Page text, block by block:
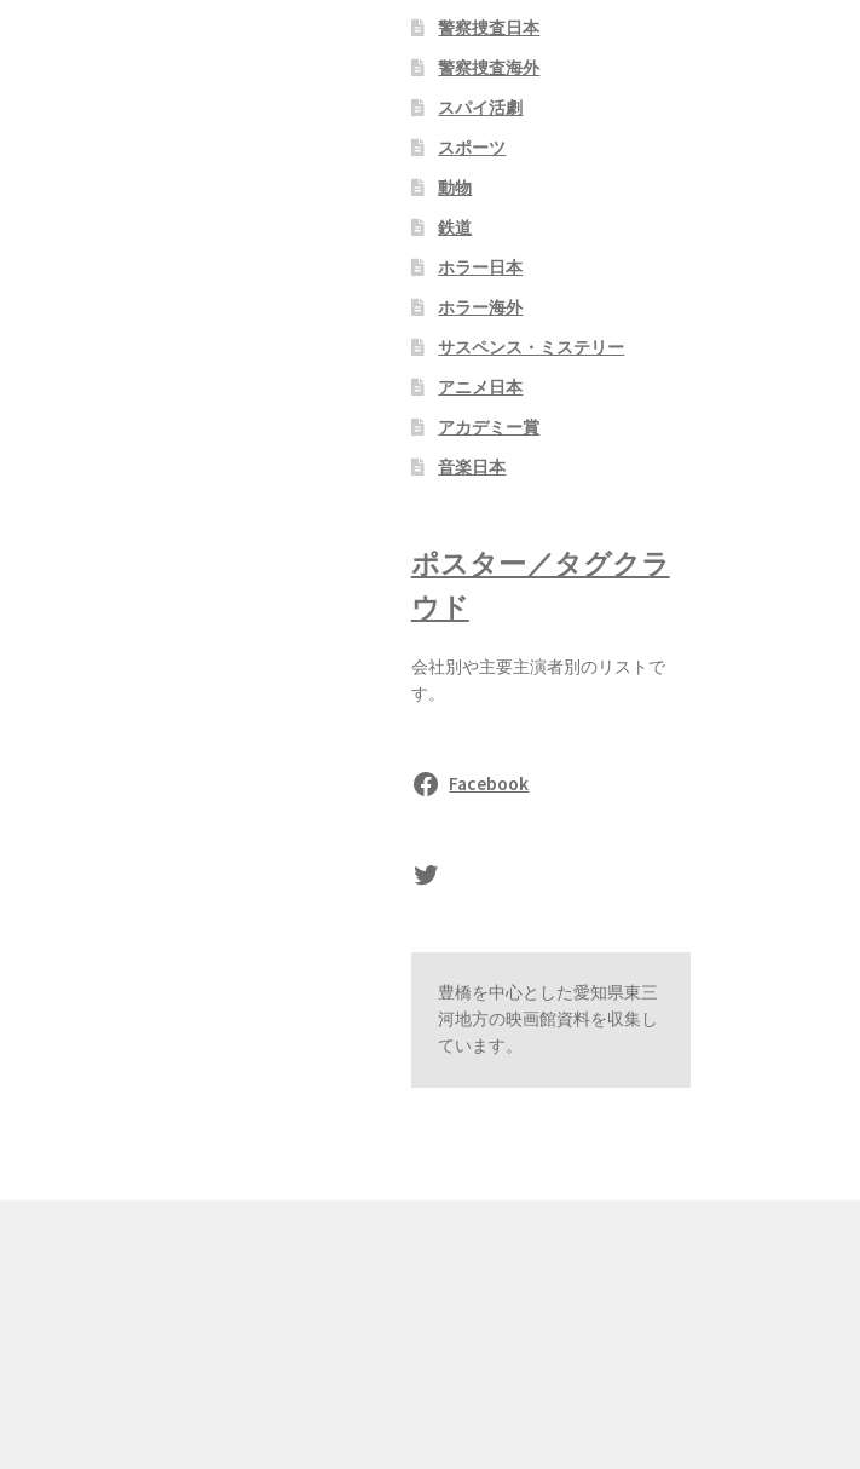
警察捜査日本
警察捜査海外
スパイ活劇
スポーツ
動物
鉄道
ホラー日本
ホラー海外
サスペンス・ミステリー
アニメ日本
アカデミー賞
音楽日本
ポスター／タグクラ
ウド
会社別や主要主演者別のリストで
す。
Facebook
sasaki's Twitter
豊橋を中心とした愛知県東三
河地方の映画館資料を収集し
ています。